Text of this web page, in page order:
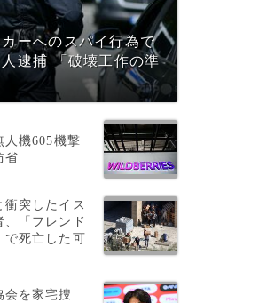
ーへのスパイ行為で
逮捕 「破壊工作の準
人機605機撃
省
衝突したイス
、「フレンド
で死亡した可
会を家宅捜